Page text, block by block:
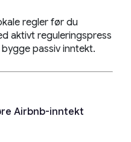
regler før du
aktivt reguleringspress
passiv inntekt.
Airbnb-inntekt